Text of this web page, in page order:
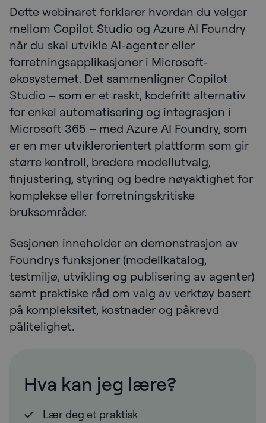
Dette webinaret forklarer hvordan du velger
mellom Copilot Studio og Azure AI Foundry
når du skal utvikle AI-agenter eller
forretningsapplikasjoner i Microsoft-
økosystemet. Det sammenligner Copilot
Studio – som er et raskt, kodefritt alternativ
for enkel automatisering og integrasjon i
Microsoft 365 – med Azure AI Foundry, som
er en mer utviklerorientert plattform som gir
større kontroll, bredere modellutvalg,
finjustering, styring og bedre nøyaktighet for
komplekse eller forretningskritiske
bruksområder.
Sesjonen inneholder en demonstrasjon av
Foundrys funksjoner (modellkatalog,
testmiljø, utvikling og publisering av agenter)
samt praktiske råd om valg av verktøy basert
på kompleksitet, kostnader og påkrevd
pålitelighet.
Hva kan jeg lære?
Lær deg et praktisk